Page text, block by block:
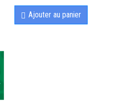
Ajouter au panier